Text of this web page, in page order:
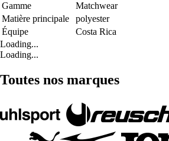
Gamme
Matchwear
Matière principale
polyester
Équipe
Costa Rica
Loading...
Loading...
Toutes nos marques